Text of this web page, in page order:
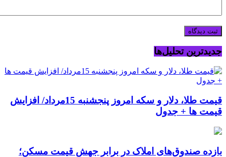
جدیدترین تحلیل‌ها
قیمت طلا، دلار و سکه امروز پنجشنبه 15مرداد/ افزایش
قیمت ها + جدول
بازده صندوق‌های املاک در برابر جهش قیمت مسکن؛